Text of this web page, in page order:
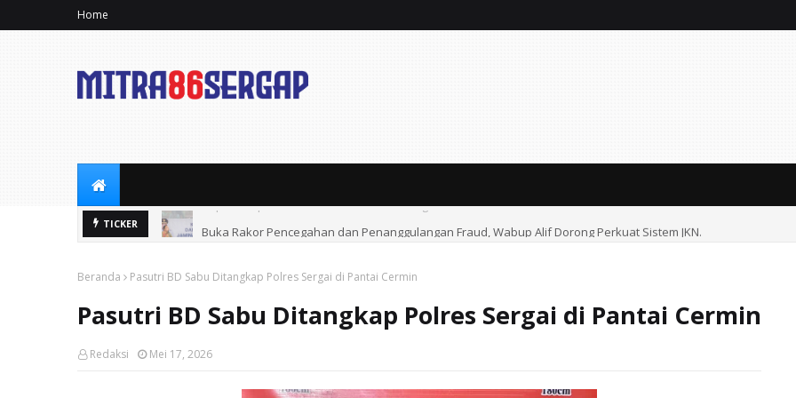
Home
TICKER Buka Rakor Pencegahan dan Penanggulangan Fraud, Wabup Alif Dorong Perkuat Sistem JKN.
Beranda Pasutri BD Sabu Ditangkap Polres Sergai di Pantai Cermin
Pasutri BD Sabu Ditangkap Polres Sergai di Pantai Cermin
Redaksi Mei 17, 2026